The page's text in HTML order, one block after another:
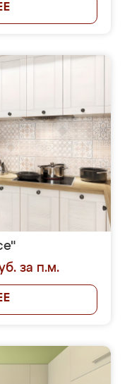
за п.м.